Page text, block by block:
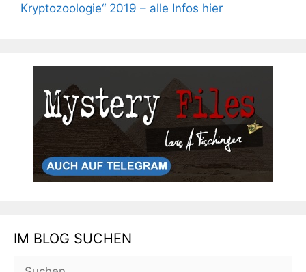
Kryptozoologie“ 2019 – alle Infos hier
IM BLOG SUCHEN